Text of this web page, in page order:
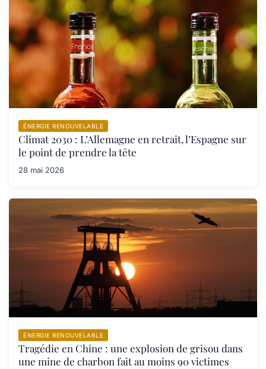
ÉNERGIE RENOUVELABLE
Climat 2030 : L’Allemagne en retrait, l’Espagne sur
le point de prendre la tête
28 mai 2026
ÉNERGIE RENOUVELABLE
Tragédie en Chine : une explosion de grisou dans
une mine de charbon fait au moins 90 victimes